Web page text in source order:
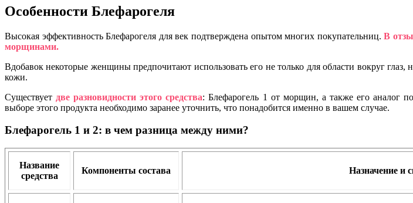
Особенности Блефарогеля
Высокая эффективность Блефарогеля для век подтверждена опытом многих покупательниц.В
морщинами.
Вдобавок некоторые женщины предпочитают использовать его не только для области вокруг
кожи.
Существует две разновидности этого средства: Блефарогель 1 от морщин, а также его аналог
выборе этого продукта необходимо заранее уточнить, что понадобится именно в вашем случае.
Блефарогель 1 и 2: в чем разница между ними?
Название
средства
Компоненты состава Назначение и